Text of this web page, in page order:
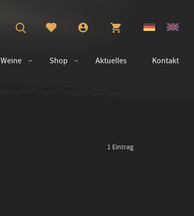
Weine Shop Aktuelles Kontakt
1 Eintrag